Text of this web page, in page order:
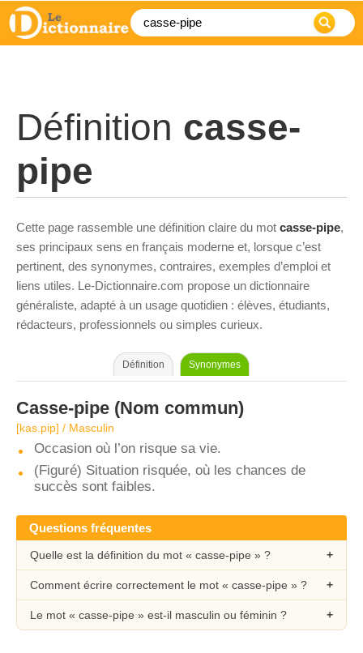
Définition casse-
pipe
Cette page rassemble une définition claire du mot casse-pipe,
ses principaux sens en français moderne et, lorsque c’est
pertinent, des synonymes, contraires, exemples d’emploi et
liens utiles. Le-Dictionnaire.com propose un dictionnaire
généraliste, adapté à un usage quotidien : élèves, étudiants,
rédacteurs, professionnels ou simples curieux.
Définition Synonymes
Casse-pipe (Nom commun)
[kas.pip] / Masculin
Occasion où l’on risque sa vie.
(Figuré) Situation risquée, où les chances de
succès sont faibles.
Questions fréquentes
Quelle est la définition du mot « casse-pipe » ?
Comment écrire correctement le mot « casse-pipe » ?
Le mot « casse-pipe » est-il masculin ou féminin ?